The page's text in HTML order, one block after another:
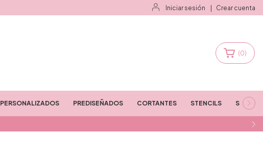
Iniciar sesión Crear cuenta
(0)
PERSONALIZADOS PREDISEÑADOS CORTANTES STENCILS STAMPS